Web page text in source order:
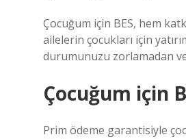
Çocuğum için BES, hem
ailelerin çocukları için
durumunuzu zorlamadan
Çocuğum için
Prim ödeme garantisiyle